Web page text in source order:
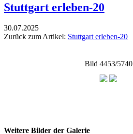
Stuttgart erleben-20
30.07.2025
Zurück zum Artikel: Stuttgart erleben-20
Bild 4453/5740
Weitere Bilder der Galerie